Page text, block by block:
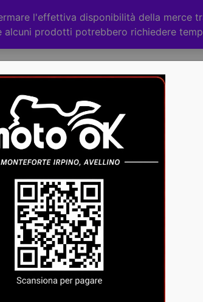
l'effettiva disponibilità della merce
alcuni prodotti potrebbero richiedere
Categorie
CASCHI ACCESSORI